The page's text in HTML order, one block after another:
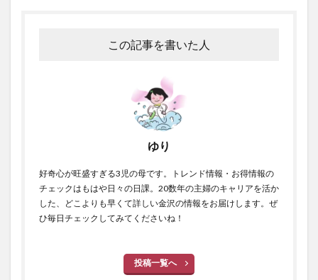
この記事を書いた人
ゆり
好奇心が旺盛すぎる3児の母です。トレンド情報・お得情報の
チェックはもはや日々の日課。20数年の主婦のキャリアを活か
した、どこよりも早くて詳しい金沢の情報をお届けします。ぜ
ひ毎日チェックしてみてくださいね！
投稿一覧へ